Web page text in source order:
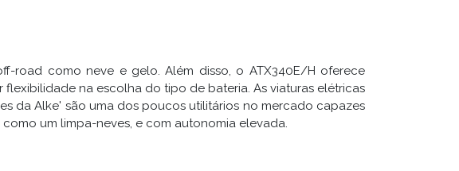
road como neve e gelo. Além disso, o ATX340E/H oferece
um limpa-neves, e com autonomia elevada.